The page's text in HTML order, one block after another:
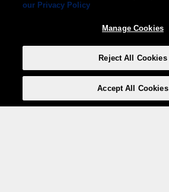
our Privacy Policy
Manage Cookies
Reject All Cookies
Accept All Cookies